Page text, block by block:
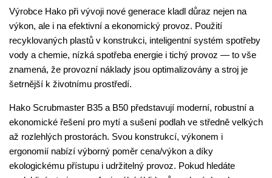
Výrobce Hako při vývoji nové generace kladl důraz nejen na
výkon, ale i na efektivní a ekonomický provoz. Použití
recyklovaných plastů v konstrukci, inteligentní systém spotřeby
vody a chemie, nízká spotřeba energie i tichý provoz — to vše
znamená, že provozní náklady jsou optimalizovány a stroj je
šetrnější k životnímu prostředí.
Hako Scrubmaster B35 a B50 představují moderní, robustní a
ekonomické řešení pro mytí a sušení podlah ve středně velkých
až rozlehlých prostorách. Svou konstrukcí, výkonem i
ergonomií nabízí výborný poměr cena/výkon a díky
ekologickému přístupu i udržitelný provoz. Pokud hledáte